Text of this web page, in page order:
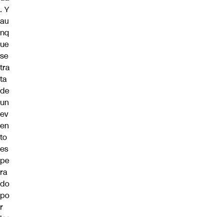
. Y
au
nq
ue
se
tra
ta
de
un
ev
en
to
es
pe
ra
do
po
r